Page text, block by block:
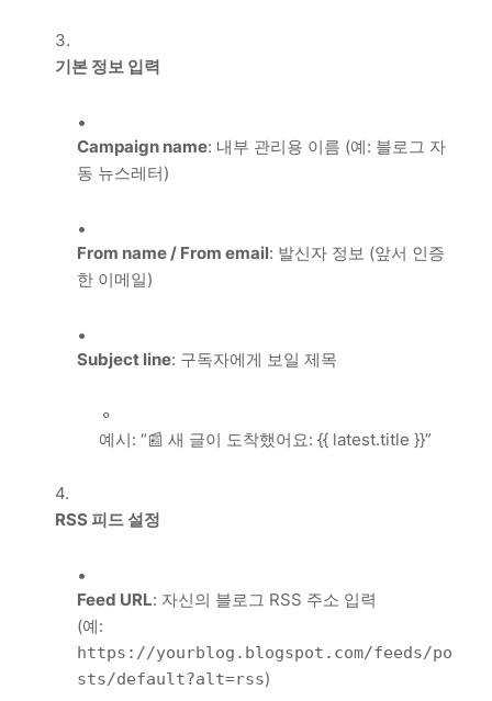
기본 정보 입력
Campaign name: 내부 관리용 이름 (예: 블로그 자
동 뉴스레터)
From name / From email: 발신자 정보 (앞서 인증
한 이메일)
Subject line: 구독자에게 보일 제목
예시: “📰 새 글이 도착했어요: {{ latest.title }}”
RSS 피드 설정
Feed URL: 자신의 블로그 RSS 주소 입력
(예:
https://yourblog.blogspot.com/feeds/po
sts/default?alt=rss)